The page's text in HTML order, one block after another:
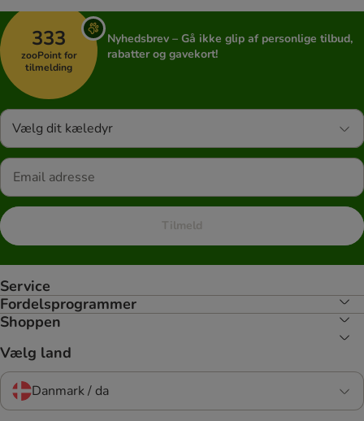
333
zooPoint for
tilmelding
Nyhedsbrev – Gå ikke glip af personlige tilbud,
rabatter og gavekort!
Vælg dit kæledyr
Tilmeld
Service
Fordelsprogrammer
Shoppen
Vælg land
Danmark / da